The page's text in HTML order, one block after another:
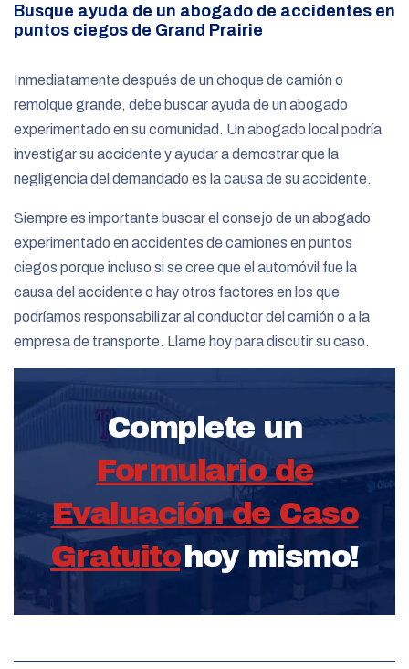
Busque ayuda de un abogado de accidentes en
puntos ciegos de Grand Prairie
Inmediatamente después de un choque de camión o
remolque grande, debe buscar ayuda de un abogado
experimentado en su comunidad. Un abogado local podría
investigar su accidente y ayudar a demostrar que la
negligencia del demandado es la causa de su accidente.
Siempre es importante buscar el consejo de un abogado
experimentado en accidentes de camiones en puntos
ciegos porque incluso si se cree que el automóvil fue la
causa del accidente o hay otros factores en los que
podríamos responsabilizar al conductor del camión o a la
empresa de transporte. Llame hoy para discutir su caso.
Complete un
Formulario de
Evaluación de Caso
Gratuitohoy mismo!